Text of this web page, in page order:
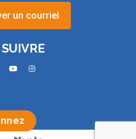
un courriel
youtubeinstagram